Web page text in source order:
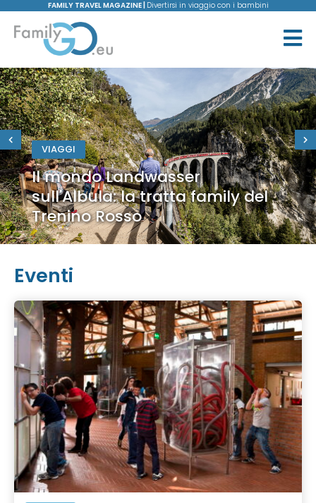
FAMILY TRAVEL MAGAZINE | Divertirsi in viaggio con i bambini
VIAGGI
Il mondo Landwasser
sull'Albula: la tratta family del
Trenino Rosso
Eventi